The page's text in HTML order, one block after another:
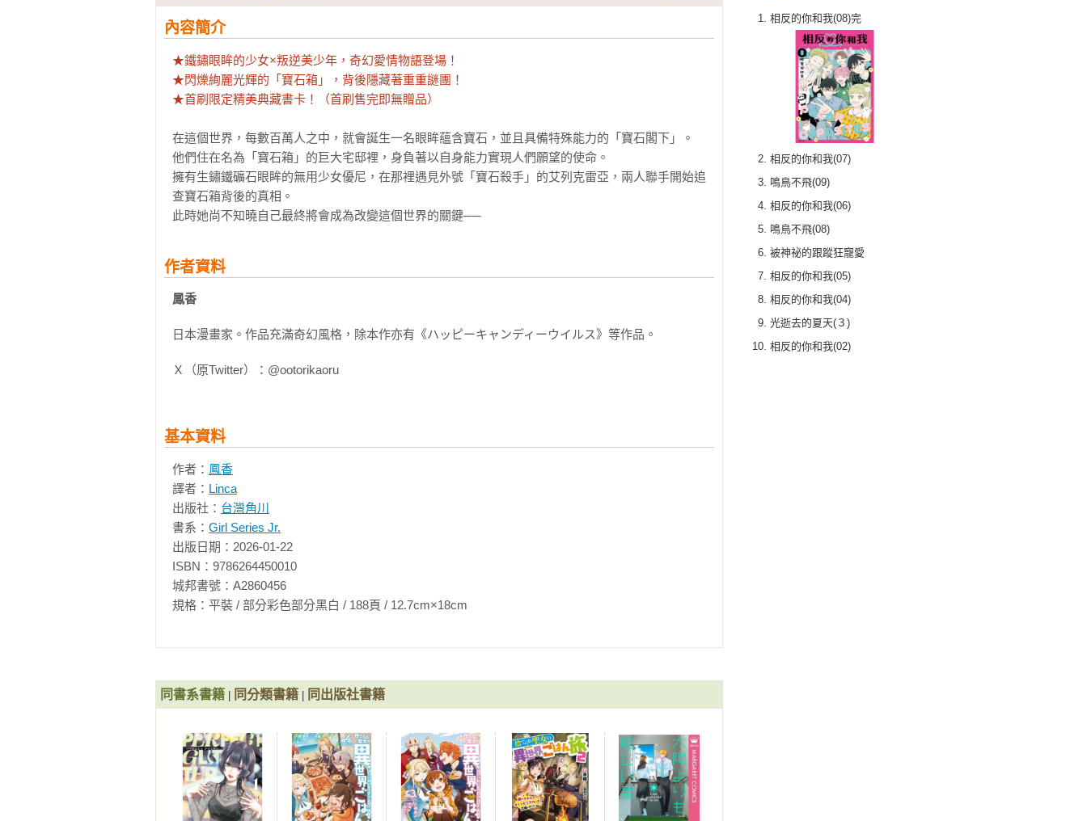
相反的你和我(08)完
相反的你和我(07)
鳴鳥不飛(09)
相反的你和我(06)
鳴鳥不飛(08)
被神祕的跟蹤狂寵愛
相反的你和我(05)
相反的你和我(04)
光逝去的夏天(３)
相反的你和我(02)
內容簡介
★鐵鏽眼眸的少女×叛逆美少年，奇幻愛情物語登場！
★閃爍絢麗光輝的「寶石箱」，背後隱藏著重重謎團！
★首刷限定精美典藏書卡！（首刷售完即無贈品）
在這個世界，每數百萬人之中，就會誕生一名眼眸蘊含寶石，並且具備特殊能力的「寶石閣下」。
他們住在名為「寶石箱」的巨大宅邸裡，身負著以自身能力實現人們願望的使命。
擁有生鏽鐵礦石眼眸的無用少女優尼，在那裡遇見外號「寶石殺手」的艾列克雷亞，兩人聯手開始追
查寶石箱背後的真相。
此時她尚不知曉自己最終將會成為改變這個世界的關鍵──
作者資料
鳳香
日本漫畫家。作品充滿奇幻風格，除本作亦有《ハッピーキャンディーウイルス》等作品。
Ｘ（原Twitter）：@ootorikaoru
基本資料
作者： 鳳香
譯者： Linca
出版社： 台灣角川
書系： Girl Series Jr.
出版日期：2026-01-22
ISBN：9786264450010
城邦書號：A2860456
規格：平裝 / 部分彩色部分黑白 / 188頁 / 12.7cm×18cm
同書系書籍 同分類書籍 同出版社書籍